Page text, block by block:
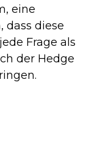
eine
dass diese
Frage als
der Hedge